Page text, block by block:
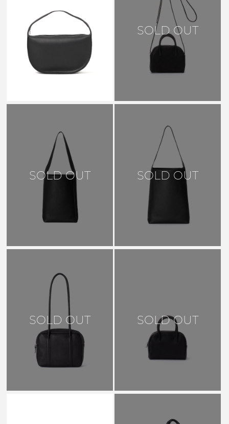
VC HALF MOON SHOULDER
VC02 BLACK
SOLD OUT
SOLD OUT SOLD OUT
SOLD OUT SOLD OUT